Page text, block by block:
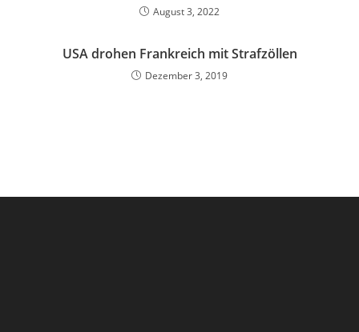
August 3, 2022
USA drohen Frankreich mit Strafzöllen
Dezember 3, 2019